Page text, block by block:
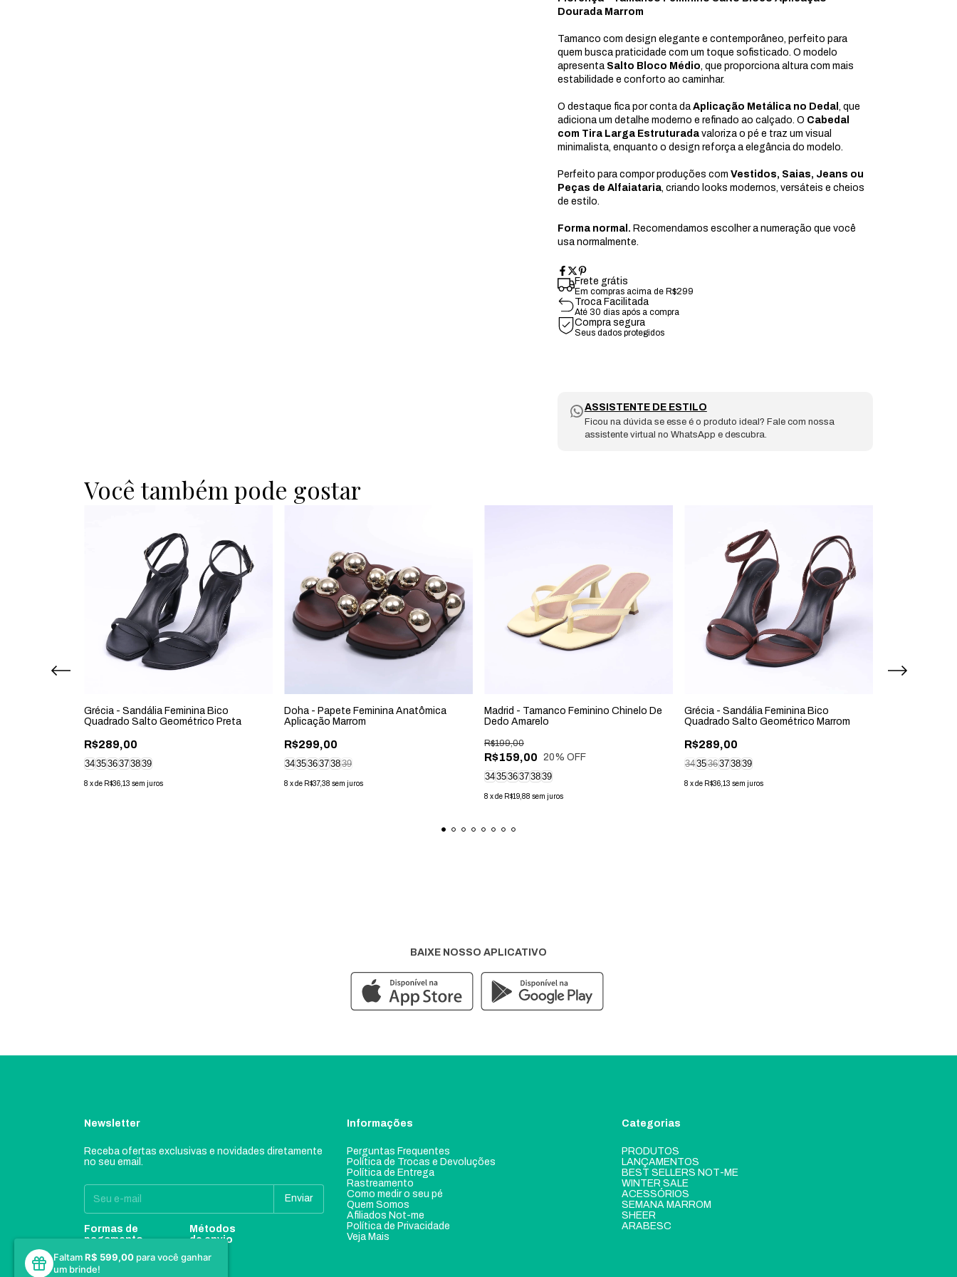
FaltamR$ 599,00 para você ganhar
um brinde!
Dourada Marrom
Tamanco com design elegante e contemporâneo, perfeito para
quem busca praticidade com um toque sofisticado. O modelo
apresenta Salto Bloco Médio, que proporciona altura com mais
estabilidade e conforto ao caminhar.
O destaque fica por conta da Aplicação Metálica no Dedal , que
adiciona um detalhe moderno e refinado ao calçado. O Cabedal
com Tira Larga Estruturadavaloriza o pé e traz um visual
minimalista, enquanto o design reforça a elegância do modelo.
Perfeito para compor produções com Vestidos, Saias, Jeans ou
Peças de Alfaiataria, criando looks modernos, versáteis e cheios
de estilo.
Forma normal. Recomendamos escolher a numeração que você
usa normalmente.
Frete grátis
Em compras acima de R$299
Troca Facilitada
Até 30 dias após a compra
Compra segura
Seus dados protegidos
ASSISTENTE DE ESTILO
Ficou na dúvida se esse é o produto ideal? Fale com nossa
assistente virtual no WhatsApp e descubra.
Você também pode gostar
Grécia - Sandália Feminina Bico
Quadrado Salto Geométrico Preta
R$289,00
343536373839
8 xde R$36,13 sem juros
Doha - Papete Feminina Anatômica
Aplicação Marrom
R$299,00
343536373839
8 xde R$37,38 sem juros
Madrid - Tamanco Feminino Chinelo De
Dedo Amarelo
R$159,00
R$199,00
20% OFF
343536373839
8 xde R$19,88 sem juros
Grécia - Sandália Feminina Bico
Quadrado Salto Geométrico Marrom
R$289,00
343536373839
8 xde R$36,13 sem juros
BAIXE NOSSO APLICATIVO
Newsletter
Receba ofertas exclusivas e novidades diretamente
no seu email.
Informações
Perguntas Frequentes
Política de Trocas e Devoluções
Política de Entrega
Rastreamento
Como medir o seu pé
Quem Somos
Afiliados Not-me
Política de Privacidade
Veja Mais
Categorias
PRODUTOS
LANÇAMENTOS
BEST SELLERS NOT-ME
WINTER SALE
ACESSÓRIOS
SEMANA MARROM
SHEER
ARABESC
Formas de
pagamento
Métodos
de envio